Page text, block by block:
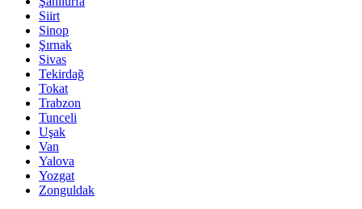
Siirt
Sinop
Şırnak
Sivas
Tekirdağ
Tokat
Trabzon
Tunceli
Uşak
Van
Yalova
Yozgat
Zonguldak